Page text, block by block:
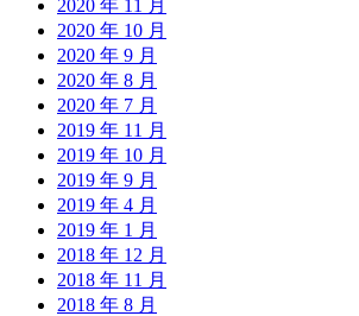
2020 年 11 月
2020 年 10 月
2020 年 9 月
2020 年 8 月
2020 年 7 月
2019 年 11 月
2019 年 10 月
2019 年 9 月
2019 年 4 月
2019 年 1 月
2018 年 12 月
2018 年 11 月
2018 年 8 月